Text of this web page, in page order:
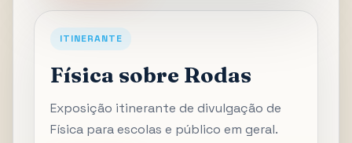
ITINERANTE
Física sobre Rodas
Exposição itinerante de divulgação de
Física para escolas e público em geral.